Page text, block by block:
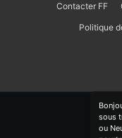
Contacter FF
Politique
sous
ou